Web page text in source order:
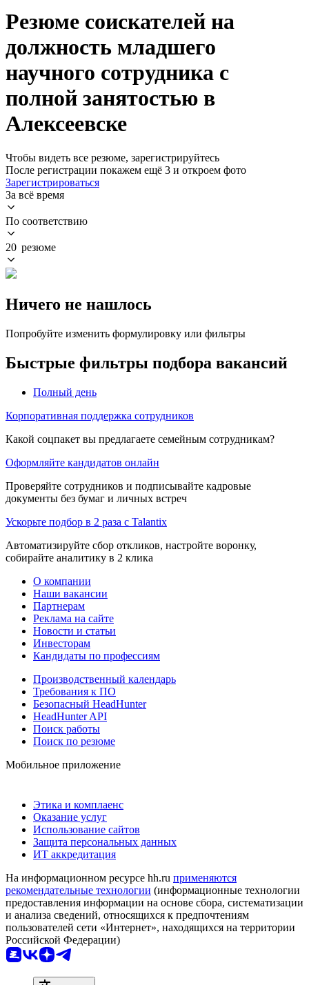
Резюме соискателей на
должность младшего
научного сотрудника с
полной занятостью в
Алексеевске
Чтобы видеть все резюме, зарегистрируйтесь
После регистрации покажем ещё 3 и откроем фото
Зарегистрироваться
За всё время
По соответствию
20 резюме
Ничего не нашлось
Попробуйте изменить формулировку или фильтры
Быстрые фильтры подбора вакансий
Полный день
Корпоративная поддержка сотрудников
Какой соцпакет вы предлагаете семейным сотрудникам?
Оформляйте кандидатов онлайн
Проверяйте сотрудников и подписывайте кадровые
документы без бумаг и личных встреч
Ускорьте подбор в 2 раза с Talantix
Автоматизируйте сбор откликов, настройте воронку,
собирайте аналитику в 2 клика
О компании
Наши вакансии
Партнерам
Реклама на сайте
Новости и статьи
Инвесторам
Кандидаты по профессиям
Производственный календарь
Требования к ПО
Безопасный HeadHunter
HeadHunter API
Поиск работы
Поиск по резюме
Мобильное приложение
Этика и комплаенс
Оказание услуг
Использование сайтов
Защита персональных данных
ИТ аккредитация
На информационном ресурсе hh.ru применяются
рекомендательные технологии (информационные технологии
предоставления информации на основе сбора, систематизации
и анализа сведений, относящихся к предпочтениям
пользователей сети «Интернет», находящихся на территории
Российской Федерации)